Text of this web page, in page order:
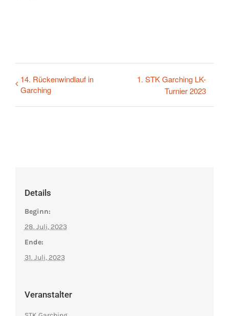
14. Rückenwindlauf in
Garching
1. STK Garching LK-
Turnier 2023
Details
Beginn:
28. Juli, 2023
Ende:
31. Juli, 2023
Veranstalter